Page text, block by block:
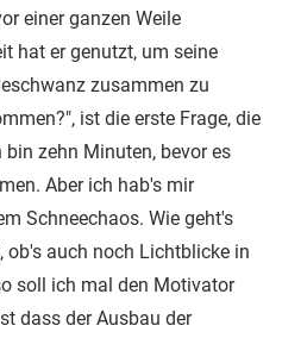
einer ganzen Weile
hat er genutzt, um seine
zusammen zu
ist die erste Frage, die
zehn Minuten, bevor es
Aber ich hab's mir
Schneechaos. Wie geht's
ob's auch noch Lichtblicke in
soll ich mal den Motivator
dass der Ausbau der